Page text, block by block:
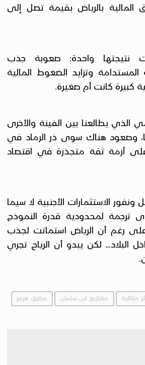
بالرياض بقيمة تصل إلى
نتيجتها واحدة: صعوبة جذب
المستدامة وتزايد الضغوط المالية
كبيرة كانت أم صغيرة.
الذي يطالعنا بين الفينة والأخرى
وصعود هناك سوى ذر الرماد في
على أزمة ثقة متجذرة في اقتصاد
الاستثمارات الأجنبية لا سيما
ترجمة لمحدودية قدرة النموذج
على رغم أن الرياض استماتت لجذب
البلاد… لكن يبدو أن الرياح تجري
متتالية مشاريع ابن سلمان
مضيق هرمز